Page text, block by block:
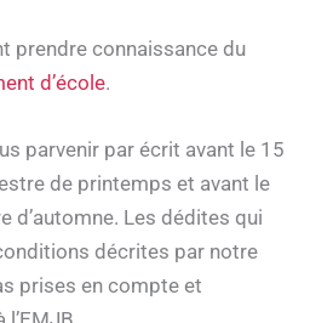
prendre connaissance du
d’école.
parvenir par écrit avant le 15
de printemps et avant le
d’automne. Les dédites qui
décrites par notre
prises en compte et